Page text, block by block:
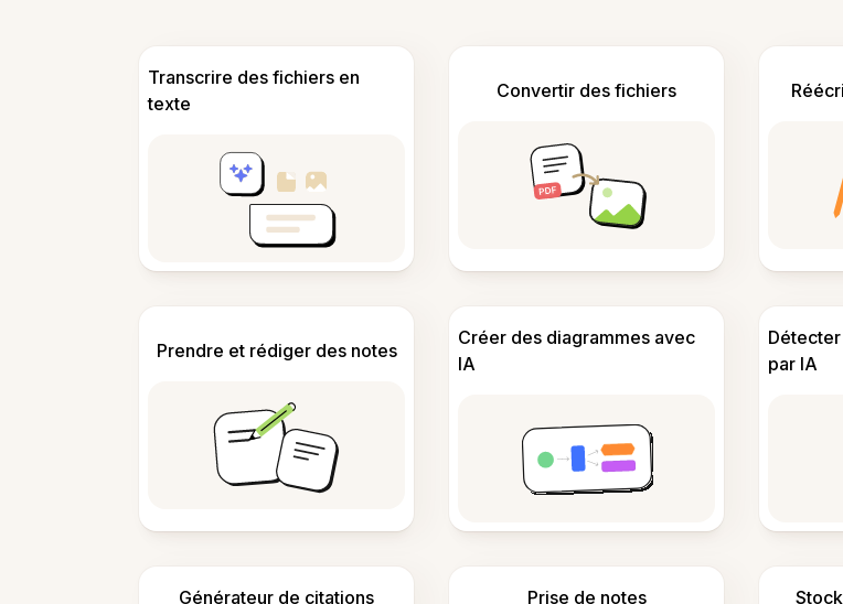
Transcrire des fichiers en
texte
Convertir des fichiers
Prendre et rédiger des notes
Créer des diagrammes avec
IA
par IA
Générateur de citations Prise de notes